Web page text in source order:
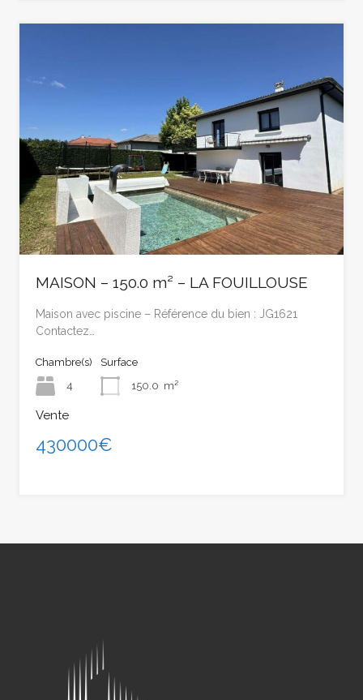
MAISON – 150.0 m² – LA FOUILLOUSE
Maison avec piscine – Référence du bien : JG1621
Contactez…
Chambre(s)
4
Surface
150.0 m²
Vente
430000€